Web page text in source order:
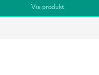
Vis produkt